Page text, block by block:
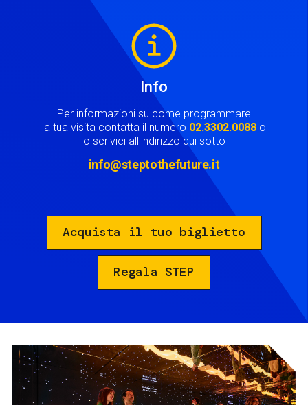
Info
Per informazioni su come programmare
la tua visita contatta il numero 02.3302.0088 o
o scrivici all'indirizzo qui sotto
info@steptothefuture.it
Acquista il tuo biglietto
Regala STEP